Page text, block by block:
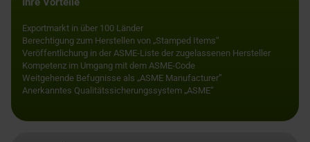
Exportmarkt in über 100 Länder
Berechtigung zum Herstellen von „Stamped Items“
Veröffentlichung in der ASME-Liste der zugelassenen Hersteller
Kompetenz im Umgang mit dem ASME-Code
Weitgehende Befugnisse als „ASME Manufacturer”
Anerkanntes Qualitätssicherungssystem „ASME“